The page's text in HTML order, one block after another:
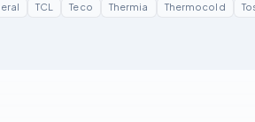
TCL Teco Thermia Thermocold